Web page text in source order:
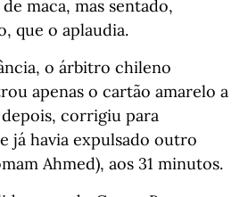
maca, mas sentado,
que o aplaudia.
o árbitro chileno
apenas o cartão amarelo a
corrigiu para
já havia expulsado outro
Ahmed), aos 31 minutos.